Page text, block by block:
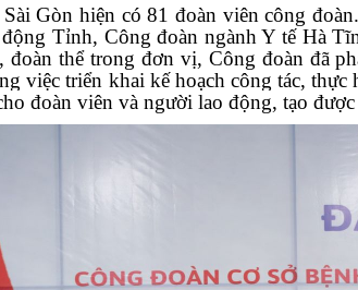
Gòn hiện có 81 đoàn viên công
Tỉnh, Công đoàn ngành Y tế Hà
đoàn thể trong đơn vị, Công đoàn đã
việc triển khai kế hoạch công tác, thực
đoàn viên và người lao động, tạo